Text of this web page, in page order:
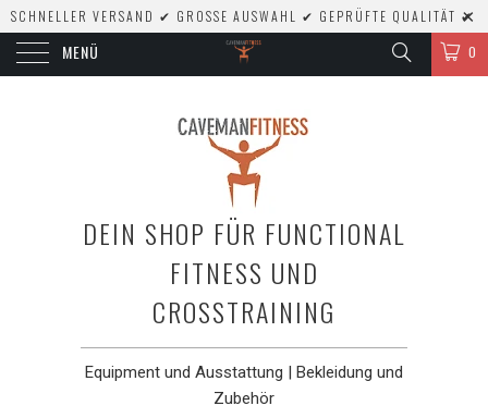
SCHNELLER VERSAND ✔ GROSSE AUSWAHL ✔ GEPRÜFTE QUALITÄT ✔
MENÜ 0
DEIN SHOP FÜR FUNCTIONAL
FITNESS UND
CROSSTRAINING
Equipment und Ausstattung | Bekleidung und
Zubehör